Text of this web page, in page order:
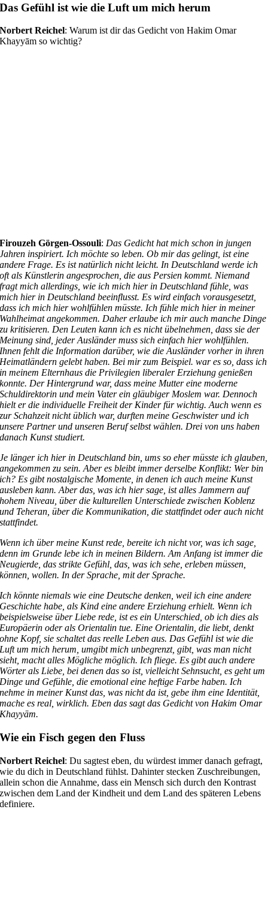
Das Gefühl ist wie die Luft um mich herum
Norbert Reichel: Warum ist dir das Gedicht von Hakim Omar
Khayyām so wichtig?
Firouzeh Görgen-Ossouli: Das Gedicht hat mich schon in jungen
Jahren inspiriert. Ich möchte so leben. Ob mir das gelingt, ist eine
andere Frage. Es ist natürlich nicht leicht. In Deutschland werde ich
oft als Künstlerin angesprochen, die aus Persien kommt. Niemand
fragt mich allerdings, wie ich mich hier in Deutschland fühle, was
mich hier in Deutschland beeinflusst. Es wird einfach vorausgesetzt,
dass ich mich hier wohlfühlen müsste. Ich fühle mich hier in meiner
Wahlheimat angekommen. Daher erlaube ich mir auch manche Dinge
zu kritisieren. Den Leuten kann ich es nicht übelnehmen, dass sie der
Meinung sind, jeder Ausländer muss sich einfach hier wohlfühlen.
Ihnen fehlt die Information darüber, wie die Ausländer vorher in ihren
Heimatländern gelebt haben. Bei mir zum Beispiel. war es so, dass ich
in meinem Elternhaus die Privilegien liberaler Erziehung genießen
konnte. Der Hintergrund war, dass meine Mutter eine moderne
Schuldirektorin und mein Vater ein gläubiger Moslem war. Dennoch
hielt er die individuelle Freiheit der Kinder für wichtig. Auch wenn es
zur Schahzeit nicht üblich war, durften meine Geschwister und ich
unsere Partner und unseren Beruf selbst wählen. Drei von uns haben
danach Kunst studiert.
Je länger ich hier in Deutschland bin, ums so eher müsste ich glauben,
angekommen zu sein. Aber es bleibt immer derselbe Konflikt: Wer bin
ich? Es gibt nostalgische Momente, in denen ich auch meine Kunst
ausleben kann. Aber das, was ich hier sage, ist alles Jammern auf
hohem Niveau, über die kulturellen Unterschiede zwischen Koblenz
und Teheran, über die Kommunikation, die stattfindet oder auch nicht
stattfindet.
Wenn ich über meine Kunst rede, bereite ich nicht vor, was ich sage,
denn im Grunde lebe ich in meinen Bildern. Am Anfang ist immer die
Neugierde, das strikte Gefühl, das, was ich sehe, erleben müssen,
können, wollen. In der Sprache, mit der Sprache.
Ich könnte niemals wie eine Deutsche denken, weil ich eine andere
Geschichte habe, als Kind eine andere Erziehung erhielt. Wenn ich
beispielsweise über Liebe rede, ist es ein Unterschied, ob ich dies als
Europäerin oder als Orientalin tue. Eine Orientalin, die liebt, denkt
ohne Kopf, sie schaltet das reelle Leben aus. Das Gefühl ist wie die
Luft um mich herum, umgibt mich unbegrenzt, gibt, was man nicht
sieht, macht alles Mögliche möglich. Ich fliege. Es gibt auch andere
Wörter als Liebe, bei denen das so ist, vielleicht Sehnsucht, es geht um
Dinge und Gefühle, die emotional eine heftige Farbe haben. Ich
nehme in meiner Kunst das, was nicht da ist, gebe ihm eine Identität,
mache es real, wirklich. Eben das sagt das Gedicht von Hakim Omar
Khayyām.
Wie ein Fisch gegen den Fluss
Norbert Reichel: Du sagtest eben, du würdest immer danach gefragt,
wie du dich in Deutschland fühlst. Dahinter stecken Zuschreibungen,
allein schon die Annahme, dass ein Mensch sich durch den Kontrast
zwischen dem Land der Kindheit und dem Land des späteren Lebens
definiere.